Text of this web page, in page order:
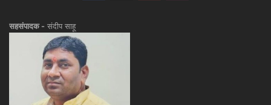
सहसंपादक - संदीप साहू